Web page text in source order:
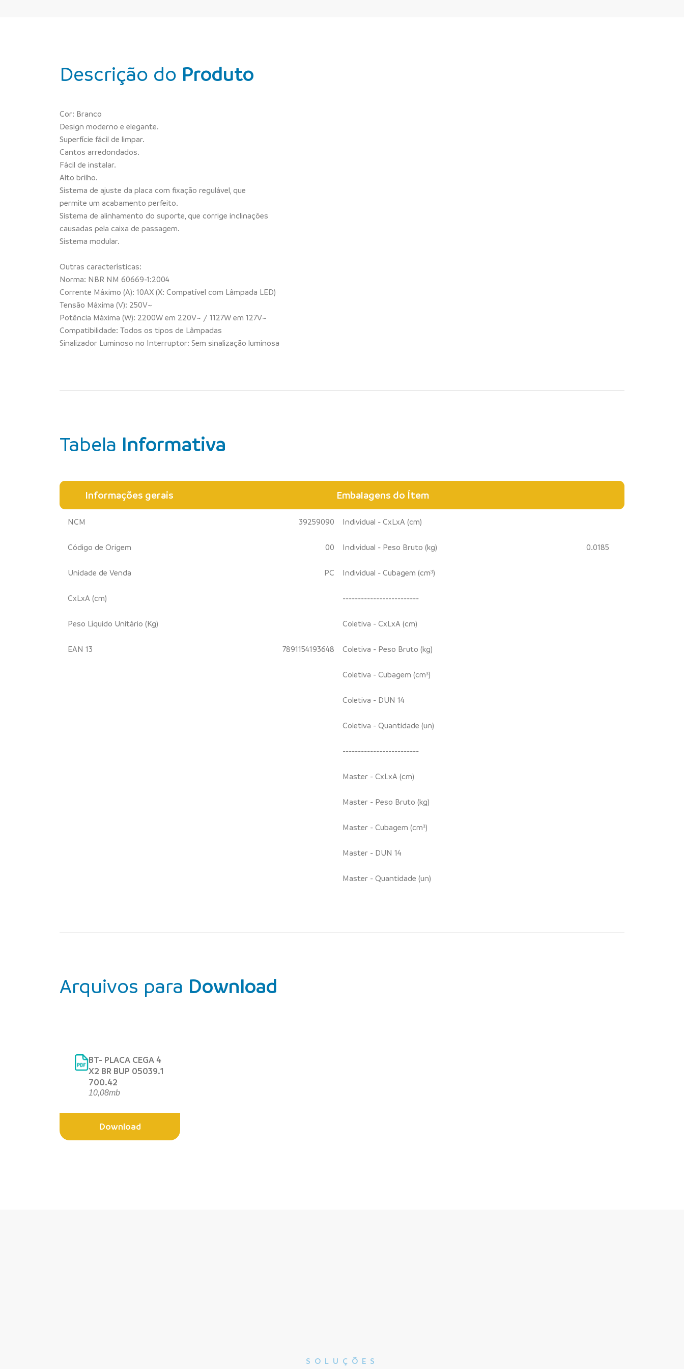
Descrição do Produto
Cor: Branco
Design moderno e elegante.
Superfície fácil de limpar.
Cantos arredondados.
Fácil de instalar.
Alto brilho.
Sistema de ajuste da placa com fixação regulável, que
permite um acabamento perfeito.
Sistema de alinhamento do suporte, que corrige inclinações
causadas pela caixa de passagem.
Sistema modular.
Outras características:
Norma: NBR NM 60669-1:2004
Corrente Máximo (A): 10AX (X: Compatível com Lâmpada LED)
Tensão Máxima (V): 250V~
Potência Máxima (W): 2200W em 220V~ / 1127W em 127V~
Compatibilidade: Todos os tipos de Lâmpadas
Sinalizador Luminoso no Interruptor: Sem sinalização luminosa
Tabela Informativa
Informações gerais Embalagens do Ítem
NCM 39259090
Código de Origem 00
Unidade de Venda PC
CxLxA (cm)
Peso Líquido Unitário (Kg)
EAN 13 7891154193648
Individual - CxLxA (cm)
Individual - Peso Bruto (kg) 0.0185
Individual - Cubagem (cm³)
-------------------------
Coletiva - CxLxA (cm)
Coletiva - Peso Bruto (kg)
Coletiva - Cubagem (cm³)
Coletiva - DUN 14
Coletiva - Quantidade (un)
-------------------------
Master - CxLxA (cm)
Master - Peso Bruto (kg)
Master - Cubagem (cm³)
Master - DUN 14
Master - Quantidade (un)
Arquivos para Download
BT- PLACA CEGA 4
X2 BR BUP 05039.1
700.42
10,08mb
Download
SOLUÇÕES